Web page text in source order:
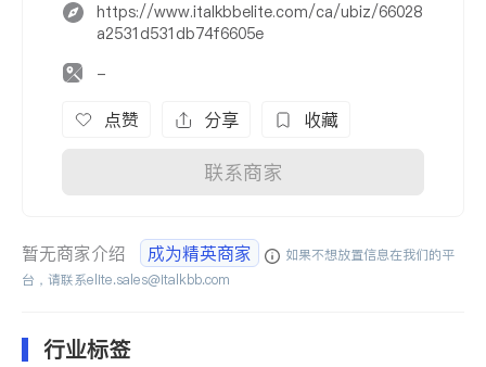
https://www.italkbbelite.com/ca/ubiz/66028
a2531d531db74f6605e
-
点赞 分享 收藏
联系商家
暂无商家介绍 成为精英商家
如果不想放置信息在我们的平
台，请联系elite.sales@italkbb.com
行业标签